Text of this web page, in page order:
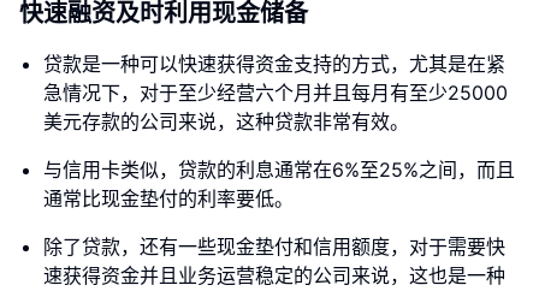
快速融资及时利用现金储备
贷款是一种可以快速获得资金支持的方式，尤其是在紧
急情况下，对于至少经营六个月并且每月有至少25000
美元存款的公司来说，这种贷款非常有效。
与信用卡类似，贷款的利息通常在6%至25%之间，而且
通常比现金垫付的利率要低。
除了贷款，还有一些现金垫付和信用额度，对于需要快
速获得资金并且业务运营稳定的公司来说，这也是一种